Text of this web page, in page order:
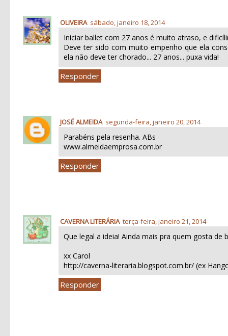
OLIVEIRA sábado, janeiro 18, 2014
Iniciar ballet com 27 anos é muito atraso, e
Deve ter sido com muito empenho que ela
ela não deve ter chorado... 27 anos... puxa vida!
Responder
JOSÉ ALMEIDA segunda-feira, janeiro 20, 2014
Parabéns pela resenha. ABs
www.almeidaemprosa.com.br
Responder
CAVERNA LITERÁRIA terça-feira, janeiro 21, 2014
Que legal a ideia! Ainda mais pra quem gosta
xx Carol
http://caverna-literaria.blogspot.com.br/ (ex
Responder